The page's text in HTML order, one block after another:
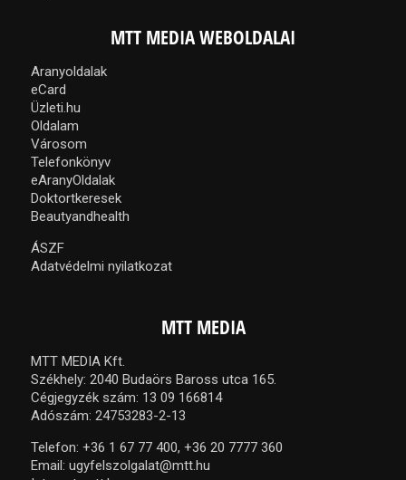
MTT MEDIA WEBOLDALAI
Aranyoldalak
eCard
Üzleti.hu
Oldalam
Városom
Telefonkönyv
eAranyOldalak
Doktortkeresek
Beautyandhealth
ÁSZF
Adatvédelmi nyilatkozat
MTT MEDIA
MTT MEDIA Kft.
Székhely: 2040 Budaörs Baross utca 165.
Cégjegyzék szám: 13 09 166814
Adószám: 24753283-2-13
Telefon: +36 1 67 77 400, +36 20 7777 360
Email: ugyfelszolgalat@mtt.hu